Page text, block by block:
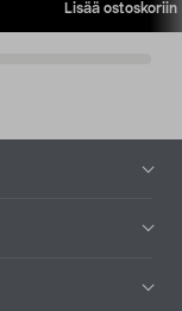
Lisää ostoskoriin